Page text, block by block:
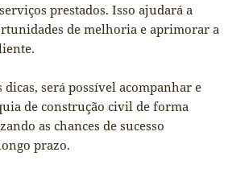
prestados. Isso ajudará a
de melhoria e aprimorar a
dicas, será possível acompanhar e
de construção civil de forma
as chances de sucesso
prazo.